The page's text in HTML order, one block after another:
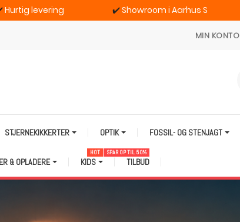
Hurtig levering ✔️Showroom i Aarhus S
MIN KONTO
STJERNEKIKKERTER OPTIK FOSSIL- OG STENJAGT
& OPLADERE KIDS
HOT
TILBUD
SPAR OP TIL 50%